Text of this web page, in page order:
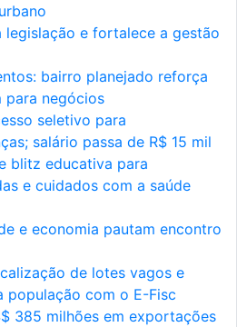
legislação e fortalece a gestão
bairro planejado reforça
para negócios
seletivo para
salário passa de R$ 15 mil
blitz educativa para
e cuidados com a saúde
e economia pautam encontro
de lotes vagos e
com o E-Fisc
385 milhões em exportações